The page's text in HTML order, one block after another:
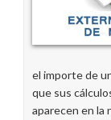
el importe de
que sus
aparecen en la